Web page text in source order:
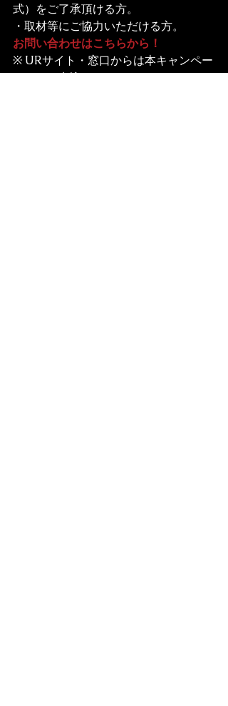
式）をご了承頂ける方。
・取材等にご協力いただける方。
お問い合わせはこちらから！
※ URサイト・窓口からは本キャンペー
ンへのお申込はできません。